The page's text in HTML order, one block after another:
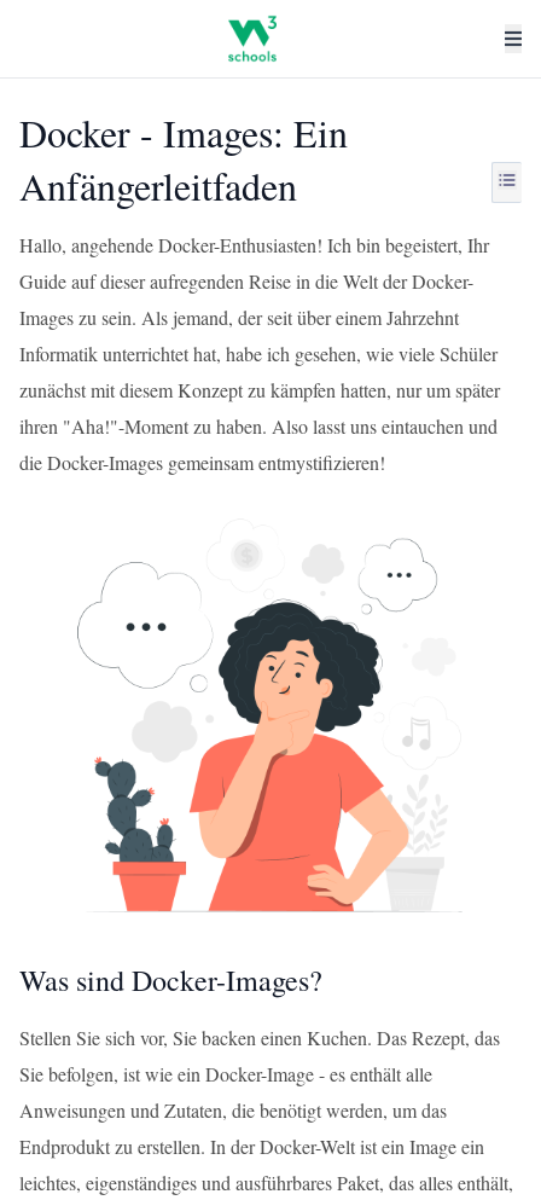
Docker - Images: Ein
Anfängerleitfaden
Hallo, angehende Docker-Enthusiasten! Ich bin begeistert, Ihr
Guide auf dieser aufregenden Reise in die Welt der Docker-
Images zu sein. Als jemand, der seit über einem Jahrzehnt
Informatik unterrichtet hat, habe ich gesehen, wie viele Schüler
zunächst mit diesem Konzept zu kämpfen hatten, nur um später
ihren "Aha!"-Moment zu haben. Also lasst uns eintauchen und
die Docker-Images gemeinsam entmystifizieren!
Was sind Docker-Images?
Stellen Sie sich vor, Sie backen einen Kuchen. Das Rezept, das
Sie befolgen, ist wie ein Docker-Image - es enthält alle
Anweisungen und Zutaten, die benötigt werden, um das
Endprodukt zu erstellen. In der Docker-Welt ist ein Image ein
leichtes, eigenständiges und ausführbares Paket, das alles enthält,